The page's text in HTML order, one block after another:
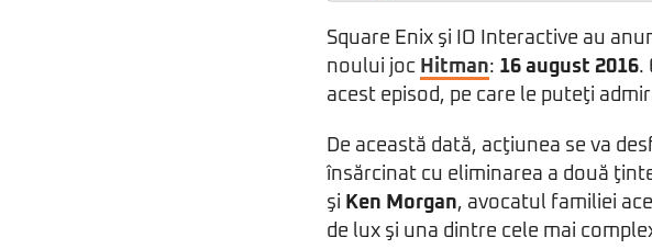
Square Enix şi IO Interactive au
noului joc Hitman: 16 august 2016.
acest episod, pe care le puteţi
De această dată, acţiunea se va
însărcinat cu eliminarea a două
şi Ken Morgan, avocatul familiei
de lux şi una dintre cele mai